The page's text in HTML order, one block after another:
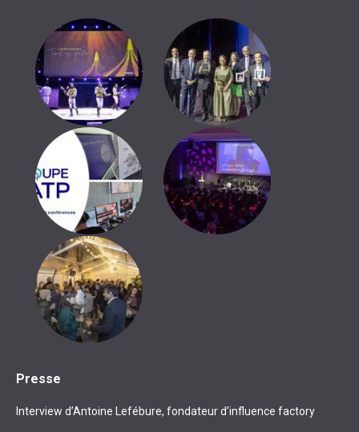
Presse
Interview d’Antoine Lefébure, fondateur d’influence factory